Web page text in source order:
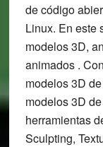
de código
Linux. En este
modelos 3D,
animados .
modelos 3D
modelos 3D
herramientas
Sculpting,